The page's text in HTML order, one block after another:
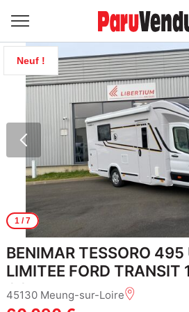
Neuf !
1/ 7
BENIMAR TESSORO 495
LIMITEE FORD
CC
45130 Meung-sur-Loire